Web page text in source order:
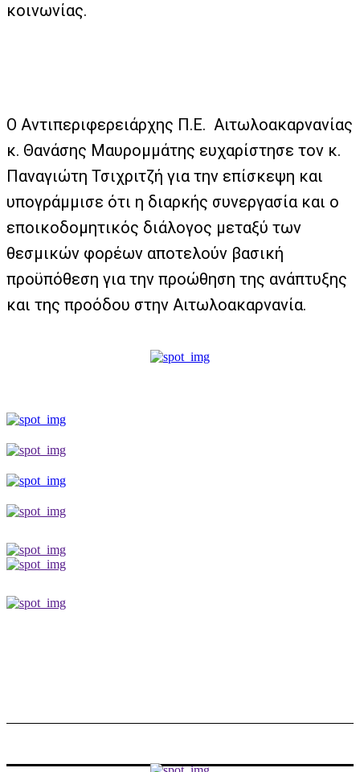
κοινωνίας.
Ο Αντιπεριφερειάρχης Π.Ε. Αιτωλοακαρνανίας
κ. Θανάσης Μαυρομμάτης ευχαρίστησε τον κ.
Παναγιώτη Τσιχριτζή για την επίσκεψη και
υπογράμμισε ότι η διαρκής συνεργασία και ο
εποικοδομητικός διάλογος μεταξύ των
θεσμικών φορέων αποτελούν βασική
προϋπόθεση για την προώθηση της ανάπτυξης
και της προόδου στην Αιτωλοακαρνανία.